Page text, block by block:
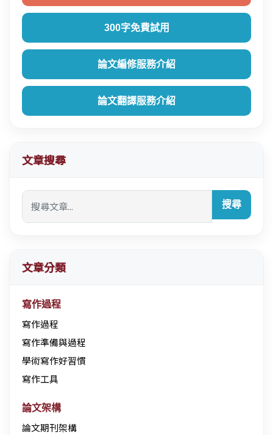
300字免費試用
論文編修服務介紹
論文翻譯服務介紹
文章搜尋
搜尋
文章分類
寫作過程
寫作過程
寫作準備與過程
學術寫作好習慣
寫作工具
論文架構
論文期刊架構